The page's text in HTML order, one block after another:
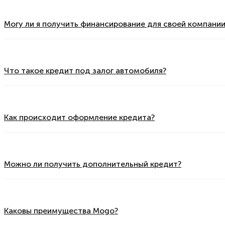
Могу ли я получить финансирование для своей
Что такое кредит под залог автомобиля?
Как происходит оформление кредита?
Можно ли получить дополнительный кредит?
Каковы преимущества Mogo?